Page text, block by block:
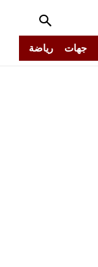
جهات رياضة